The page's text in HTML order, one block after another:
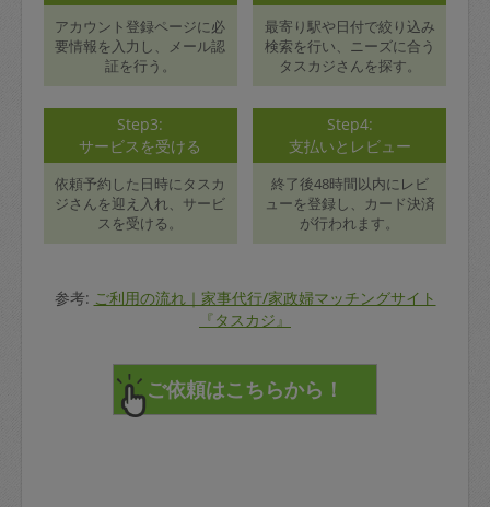
アカウント登録ページに必
要情報を入力し、メール認
証を行う。
最寄り駅や日付で絞り込み
検索を行い、ニーズに合う
タスカジさんを探す。
Step3:
サービスを受ける
依頼予約した日時にタスカ
ジさんを迎え入れ、サービ
スを受ける。
Step4:
支払いとレビュー
終了後48時間以内にレビ
ューを登録し、カード決済
が行われます。
参考: ご利用の流れ｜家事代行/家政婦マッチングサイト
『タスカジ』